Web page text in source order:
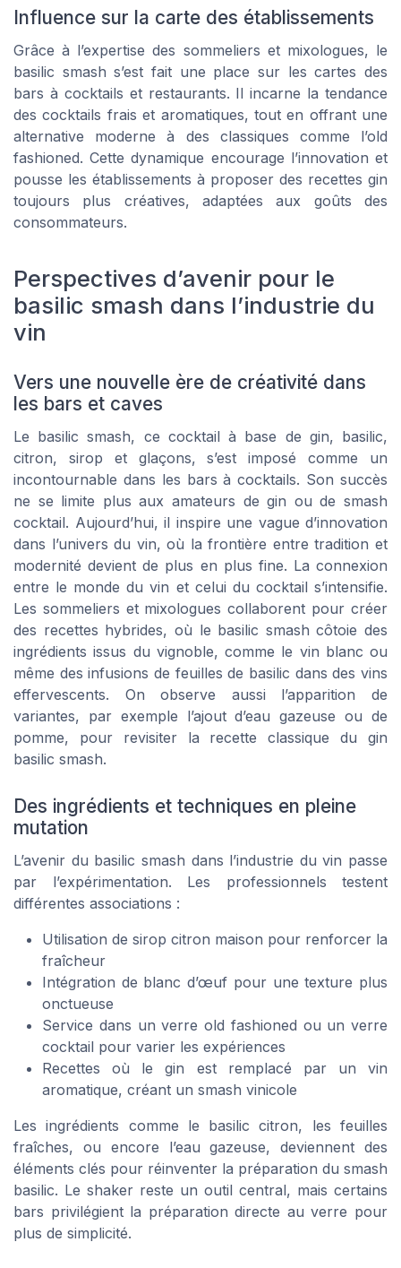
Influence sur la carte des établissements
Grâce à l’expertise des sommeliers et mixologues, le
basilic smash s’est fait une place sur les cartes des
bars à cocktails et restaurants. Il incarne la tendance
des cocktails frais et aromatiques, tout en offrant une
alternative moderne à des classiques comme l’old
fashioned. Cette dynamique encourage l’innovation et
pousse les établissements à proposer des recettes gin
toujours plus créatives, adaptées aux goûts des
consommateurs.
Perspectives d’avenir pour le
basilic smash dans l’industrie du
vin
Vers une nouvelle ère de créativité dans
les bars et caves
Le basilic smash, ce cocktail à base de gin, basilic,
citron, sirop et glaçons, s’est imposé comme un
incontournable dans les bars à cocktails. Son succès
ne se limite plus aux amateurs de gin ou de smash
cocktail. Aujourd’hui, il inspire une vague d’innovation
dans l’univers du vin, où la frontière entre tradition et
modernité devient de plus en plus fine. La connexion
entre le monde du vin et celui du cocktail s’intensifie.
Les sommeliers et mixologues collaborent pour créer
des recettes hybrides, où le basilic smash côtoie des
ingrédients issus du vignoble, comme le vin blanc ou
même des infusions de feuilles de basilic dans des vins
effervescents. On observe aussi l’apparition de
variantes, par exemple l’ajout d’eau gazeuse ou de
pomme, pour revisiter la recette classique du gin
basilic smash.
Des ingrédients et techniques en pleine
mutation
L’avenir du basilic smash dans l’industrie du vin passe
par l’expérimentation. Les professionnels testent
différentes associations :
Utilisation de sirop citron maison pour renforcer la
fraîcheur
Intégration de blanc d’œuf pour une texture plus
onctueuse
Service dans un verre old fashioned ou un verre
cocktail pour varier les expériences
Recettes où le gin est remplacé par un vin
aromatique, créant un smash vinicole
Les ingrédients comme le basilic citron, les feuilles
fraîches, ou encore l’eau gazeuse, deviennent des
éléments clés pour réinventer la préparation du smash
basilic. Le shaker reste un outil central, mais certains
bars privilégient la préparation directe au verre pour
plus de simplicité.